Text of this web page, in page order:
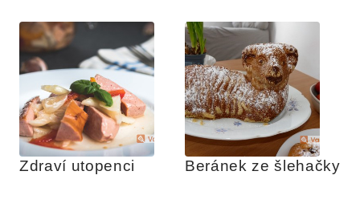
Zdraví utopenci Beránek ze šlehačky